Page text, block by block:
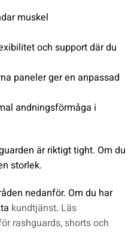
muskel
och support där du
paneler ger en anpassad
andningsförmåga i
är riktigt tight. Om du
storlek.
nedanför. Om du har
kundtjänst. Läs
rashguards, shorts och